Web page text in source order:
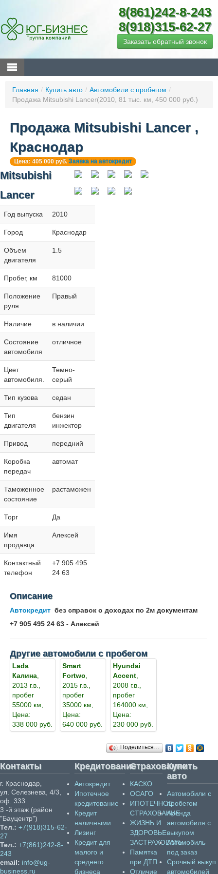
8(861)242-8-243
8(918)315-62-27
Заказать обратный звонок
Главная / Купить авто / Автомобили с пробегом /
Продажа Mitsubishi Lancer(2010, 81 тыс. км, 450 000 руб.)
Продажа Mitsubishi Lancer ,
Краснодар
Цена: 405 000 руб. Заявка на автокредит
Mitsubishi
Lancer
Год выпуска 2010
Город Краснодар
Объем
двигателя
1.5
Пробег, км 81000
Положение
руля
Правый
Наличие в наличии
Состояние
автомобиля
отличное
Цвет
автомобиля.
Темно-
серый
Тип кузова седан
Тип
двигателя
бензин
инжектор
Привод передний
Коробка
передач
автомат
Таможенное
состояние
растаможен
Торг Да
Имя
продавца.
Алексей
Контактный
телефон
+7 905 495
24 63
Описание
Автокредитбез справок о доходах по 2м документам
+7 905 495 24 63 - Алексей
Другие автомобили с пробегом
Lada
Калина,
2013 г.в.,
пробег
55000 км,
Цена:
338 000 руб.
Smart
Fortwo,
2015 г.в.,
пробег
35000 км,
Цена:
640 000 руб.
Hyundai
Accent,
2008 г.в.,
пробег
164000 км,
Цена:
230 000 руб.
Поделиться…
Контакты
г. Краснодар,
ул. Селезнева, 4/3,
оф. 333
3 -й этаж (район
"Бауцентр")
Тел.: +7(918)315-62-
27
Тел.: +7(861)242-8-
243
email: info@ug-
business.ru
Кредитование
Автокредит
Ипотечное
кредитование
Кредит
наличными
Лизинг
Кредит для
малого и
среднего
бизнеса
Страхование
КАСКО
ОСАГО
ИПОТЕЧНОЕ
СТРАХОВАНИЕ
ЖИЗНЬ И
ЗДОРОВЬЕ
ЗАСТРАХОВАТЬ
Памятка
при ДТП
Отличие
Купить
авто
Автомобили с
пробегом
Аренда
автомобиля с
выкупом
Автомобиль
под заказ
Срочный выкуп
автомобилей